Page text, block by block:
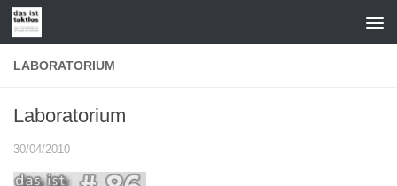
Zum Inhalt springen
LABORATORIUM
Laboratorium
30/04/2010